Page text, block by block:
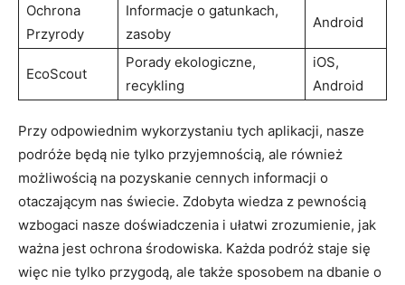
Ochrona
Przyrody
Informacje ‍o⁣ gatunkach,
zasoby
Android
EcoScout
Porady‍ ekologiczne,
recykling
iOS,
Android
Przy odpowiednim ‌wykorzystaniu tych aplikacji, nasze
podróże ‌będą nie‍ tylko⁤ przyjemnością,⁣ ale ‍również
możliwością na‌ pozyskanie cennych informacji o
otaczającym nas świecie. Zdobyta wiedza⁤ z pewnością
wzbogaci​ nasze ‍doświadczenia i⁢ ułatwi zrozumienie, jak
ważna jest⁢ ochrona ​środowiska. Każda podróż ​staje ⁤się
więc nie tylko‍ przygodą, ‍ale ‌także⁢ sposobem na dbanie o‌